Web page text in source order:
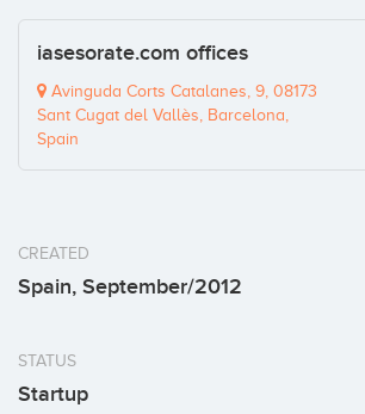
iasesorate.com offices
Avinguda Corts Catalanes, 9, 08173
Sant Cugat del Vallès, Barcelona,
Spain
CREATED
Spain, September/2012
STATUS
Startup